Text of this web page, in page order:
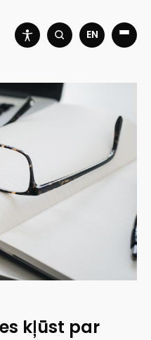
EN
kļūst par